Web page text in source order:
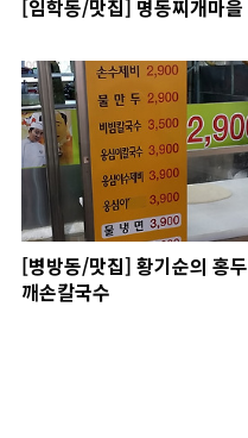
[임학동/맛집] 명동찌개마을
[병방동/맛집] 황기순의 홍두
깨손칼국수